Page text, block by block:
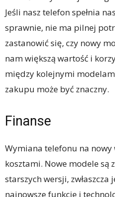
Jeśli nasz telefon spełnia
sprawnie, nie ma pilnej
zastanowić się, czy nowy
nam większą wartość i
między kolejnymi
zakupu może być znaczny.
Finanse
Wymiana telefonu na nowy
kosztami. Nowe modele są
starszych wersji, zwłaszcza
najnowsze funkcje i